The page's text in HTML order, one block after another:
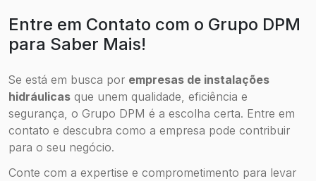
Entre em Contato com o Grupo DPM
para Saber Mais!
Se está em busca por empresas de instalações
hidráulicas que unem qualidade, eficiência e
segurança, o Grupo DPM é a escolha certa. Entre em
contato e descubra como a empresa pode contribuir
para o seu negócio.
Conte com a expertise e comprometimento para levar